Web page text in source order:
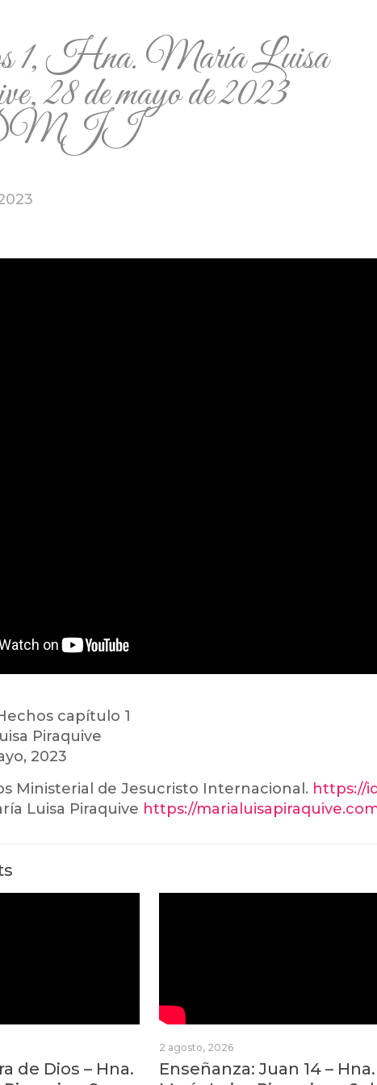
1, Hna. María Luisa
28 de mayo de 2023
capítulo 1
Piraquive
2023
Ministerial de Jesucristo Internacional. https://
Luisa Piraquive https://
de Dios – Hna.
2 agosto, 2026
Enseñanza: Juan 14 – Hna.